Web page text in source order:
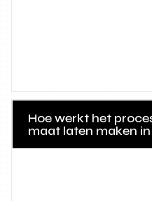
Hoe werkt het
maat laten maken